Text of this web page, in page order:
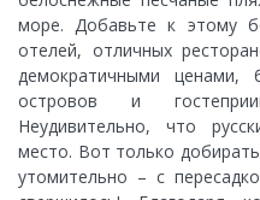
море. Добавьте к этому
отелей, отличных
демократичными ценами,
островов и
Неудивительно, что
место. Вот только
утомительно – с